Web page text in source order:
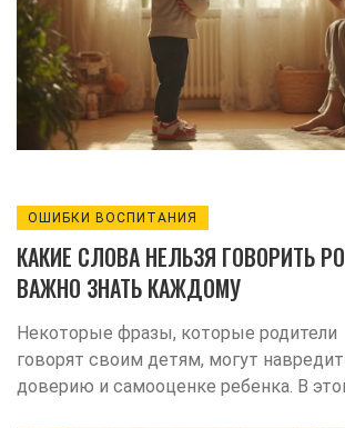
истерики. Ни капли нотаций — только
живой опыт и конкретика. Если вам
интересно, откуда берутся капризы и
с ними дружить, вы попали по адресу.
ОШИБКИ ВОСПИТАНИЯ
КАКИЕ СЛОВА НЕЛЬЗЯ ГОВОРИТЬ
ВАЖНО ЗНАТЬ КАЖДОМУ
Некоторые фразы, которые родители
говорят своим детям, могут
доверию и самооценке ребенка. В